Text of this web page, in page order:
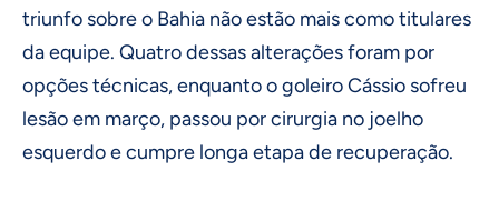
triunfo sobre o Bahia não estão mais como titulares
da equipe. Quatro dessas alterações foram por
opções técnicas, enquanto o goleiro Cássio sofreu
lesão em março, passou por cirurgia no joelho
esquerdo e cumpre longa etapa de recuperação.